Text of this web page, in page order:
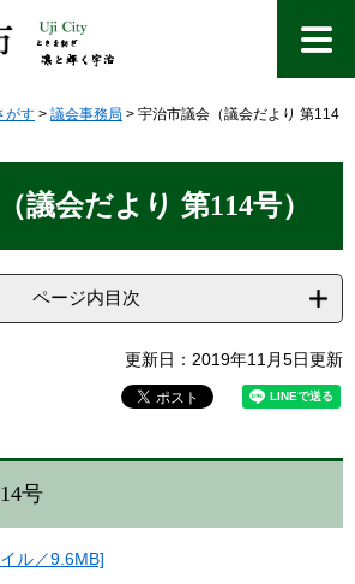
がす > 議会事務局 > 宇治市議会（議会だより 第114
議会だより 第114号）
ページ内目次
更新日：2019年11月5日更新
号
ル／9.6MB]